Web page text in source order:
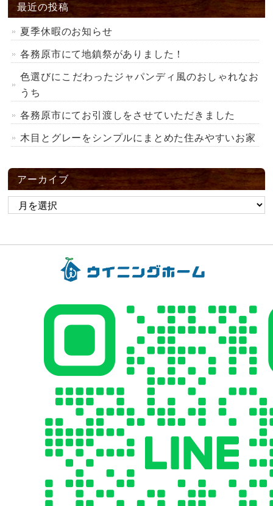
最近の投稿
夏季休暇のお知らせ
各務原市にて地鎮祭がありました！
色選びにこだわったジャパンディ風のおしゃれなお
うち
各務原市にてお引渡しをさせていただきました
木目とグレーをシンプルにまとめた住みやすいお家
アーカイブ